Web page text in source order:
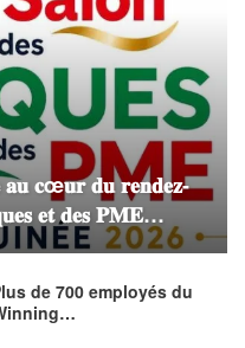
𝐜œ𝐮𝐫 𝐝𝐮 𝐫𝐞𝐧𝐝𝐞𝐳-
𝐞𝐭 𝐝𝐞𝐬 𝐏𝐌𝐄…
de 700 employés du